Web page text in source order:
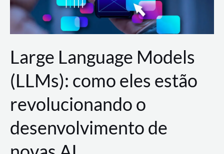
Large Language Models
(LLMs): como eles estão
revolucionando o
desenvolvimento de